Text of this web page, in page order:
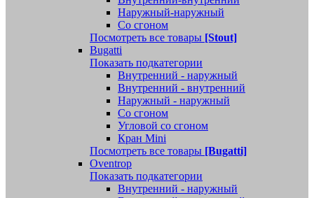
Наружный-наружный
Со сгоном
Посмотреть все товары [Stout]
Bugatti
Показать подкатегории
Внутренний - наружный
Внутренний - внутренний
Наружный - наружный
Со сгоном
Угловой со сгоном
Кран Mini
Посмотреть все товары [Bugatti]
Oventrop
Показать подкатегории
Внутренний - наружный